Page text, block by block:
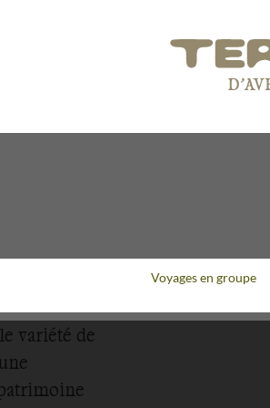
Voyages en groupe
variété de